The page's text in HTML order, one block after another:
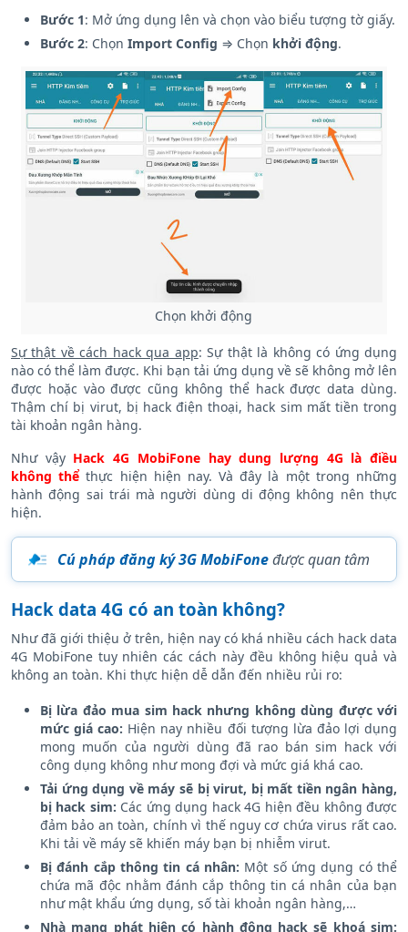
Bước 1: Mở ứng dụng lên và chọn vào biểu tượng tờ giấy.
Bước 2: Chọn Import Config ⇒ Chọn khởi động.
Chọn khởi động
Sự thật về cách hack qua app: Sự thật là không có ứng dụng
nào có thể làm được. Khi bạn tải ứng dụng về sẽ không mở lên
được hoặc vào được cũng không thể hack được data dùng.
Thậm chí bị virut, bị hack điện thoại, hack sim mất tiền trong
tài khoản ngân hàng.
Như vậy Hack 4G MobiFone hay dung lượng 4G là điều
không thể thực hiện hiện nay. Và đây là một trong những
hành động sai trái mà người dùng di động không nên thực
hiện.
Cú pháp đăng ký 3G MobiFoneđược quan tâm
Hack data 4G có an toàn không?
Như đã giới thiệu ở trên, hiện nay có khá nhiều cách hack data
4G MobiFone tuy nhiên các cách này đều không hiệu quả và
không an toàn. Khi thực hiện dễ dẫn đến nhiều rủi ro:
Bị lừa đảo mua sim hack nhưng không dùng được với
mức giá cao: Hiện nay nhiều đối tượng lừa đảo lợi dụng
mong muốn của người dùng đã rao bán sim hack với
công dụng không như mong đợi và mức giá khá cao.
Tải ứng dụng về máy sẽ bị virut, bị mất tiền ngân hàng,
bị hack sim: Các ứng dụng hack 4G hiện đều không được
đảm bảo an toàn, chính vì thế nguy cơ chứa virus rất cao.
Khi tải về máy sẽ khiến máy bạn bị nhiễm virut.
Bị đánh cắp thông tin cá nhân: Một số ứng dụng có thể
chứa mã độc nhằm đánh cắp thông tin cá nhân của bạn
như mật khẩu ứng dụng, số tài khoản ngân hàng,…
Nhà mạng phát hiện có hành động hack sẽ khoá sim: